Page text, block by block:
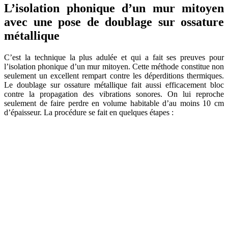
L’isolation phonique d’un mur mitoyen
avec une pose de doublage sur ossature
métallique
C’est la technique la plus adulée et qui a fait ses preuves pour
l’isolation phonique d’un mur mitoyen. Cette méthode constitue non
seulement un excellent rempart contre les déperditions thermiques.
Le doublage sur ossature métallique fait aussi efficacement bloc
contre la propagation des vibrations sonores. On lui reproche
seulement de faire perdre en volume habitable d’au moins 10 cm
d’épaisseur. La procédure se fait en quelques étapes :